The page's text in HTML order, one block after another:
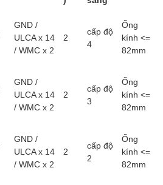
GND /
ULCA x 14
/ WMC x 2
2
cấp độ
4
Ống
kính <=
82mm
GND /
ULCA x 14
/ WMC x 2
2
cấp độ
3
Ống
kính <=
82mm
GND /
ULCA x 14
/ WMC x 2
2
cấp độ
2
Ống
kính <=
82mm